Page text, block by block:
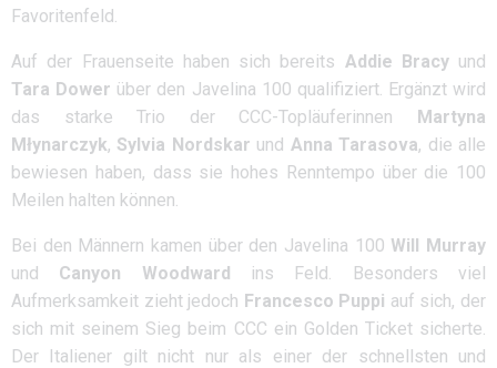
Favoritenfeld.
Auf der Frauenseite haben sich bereits Addie Bracyund
Tara Dower über den Javelina 100 qualifiziert. Ergänzt wird
das starke Trio der CCC-Topläuferinnen Martyna
Młynarczyk, Sylvia Nordskar und Anna Tarasova, die alle
bewiesen haben, dass sie hohes Renntempo über die 100
Meilen halten können.
Bei den Männern kamen über den Javelina 100 Will Murray
und Canyon Woodward ins Feld. Besonders viel
Aufmerksamkeit zieht jedoch Francesco Puppi auf sich, der
sich mit seinem Sieg beim CCC ein Golden Ticket sicherte.
Der Italiener gilt nicht nur als einer der schnellsten und